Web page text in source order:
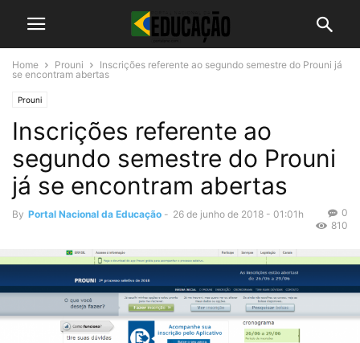
Home Prouni
Inscrições referente ao segundo semestre do Prouni já
se encontram abertas
Prouni
Inscrições referente ao
segundo semestre do Prouni
já se encontram abertas
By Portal Nacional da Educação - 26 de junho de 2018 - 01:01h
0
810